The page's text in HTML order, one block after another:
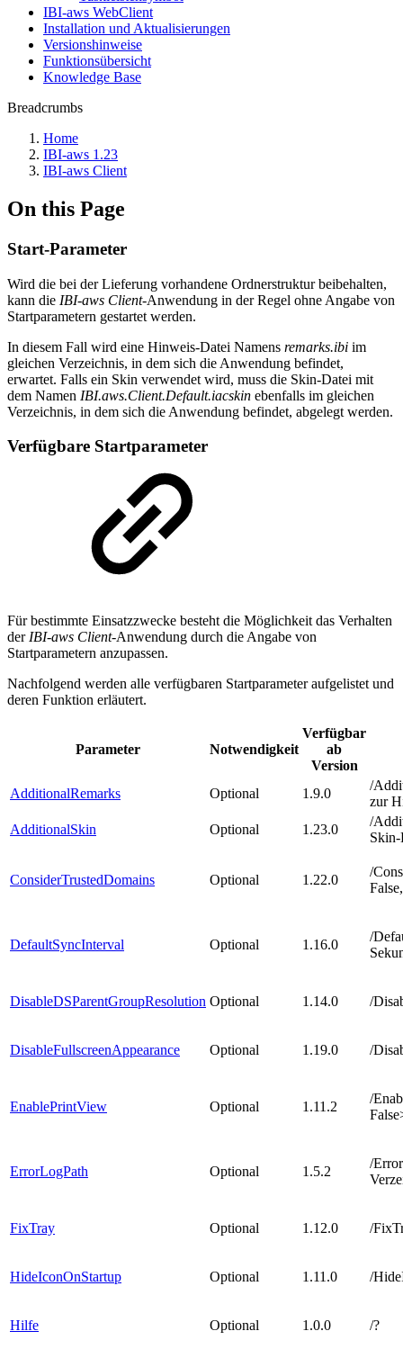
IBI-aws WebClient
Installation und Aktualisierungen
Versionshinweise
Funktionsübersicht
Knowledge Base
Breadcrumbs
Home
IBI-aws 1.23
IBI-aws Client
On this Page
Start-Parameter
Wird die bei der Lieferung vorhandene Ordnerstruktur beibehalten,
kann die IBI-aws Client-Anwendung in der Regel ohne Angabe von
Startparametern gestartet werden.
In diesem Fall wird eine Hinweis-Datei Namens remarks.ibi im
gleichen Verzeichnis, in dem sich die Anwendung befindet,
erwartet. Falls ein Skin verwendet wird, muss die Skin-Datei mit
dem Namen IBI.aws.Client.Default.iacskin ebenfalls im gleichen
Verzeichnis, in dem sich die Anwendung befindet, abgelegt werden.
Verfügbare Startparameter
Für bestimmte Einsatzzwecke besteht die Möglichkeit das Verhalten
der IBI-aws Client-Anwendung durch die Angabe von
Startparametern anzupassen.
Nachfolgend werden alle verfügbaren Startparameter aufgelistet und
deren Funktion erläutert.
Parameter Notwendigkeit
Verfügbar
ab
Version
AdditionalRemarks
Optional 1.9.0
/
zur
AdditionalSkin
Optional 1.23.0
/
ConsiderTrustedDomains Optional 1.22.0
/
DefaultSyncInterval Optional 1.16.0
/
DisableDSParentGroupResolution Optional 1.14.0 /
DisableFullscreenAppearance Optional 1.19.0 /
EnablePrintView Optional 1.11.2
/
ErrorLogPath Optional 1.5.2
/
FixTray Optional 1.12.0 /
HideIconOnStartup Optional 1.11.0 /
Hilfe Optional 1.0.0 /?